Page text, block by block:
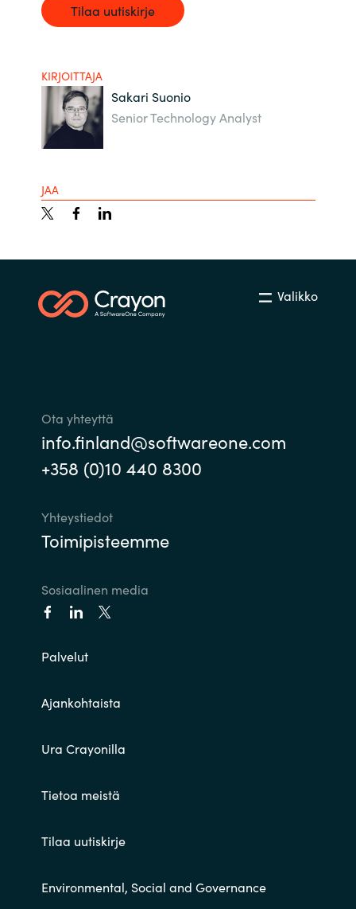
Tilaa uutiskirje
KIRJOITTAJA
Sakari Suonio
Senior Technology Analyst
JAA
Valikko
Ota yhteyttä
info.finland@softwareone.com
+358 (0)10 440 8300
Yhteystiedot
Toimipisteemme
Sosiaalinen media
Palvelut
Ajankohtaista
Ura Crayonilla
Tietoa meistä
Tilaa uutiskirje
Environmental, Social and Governance